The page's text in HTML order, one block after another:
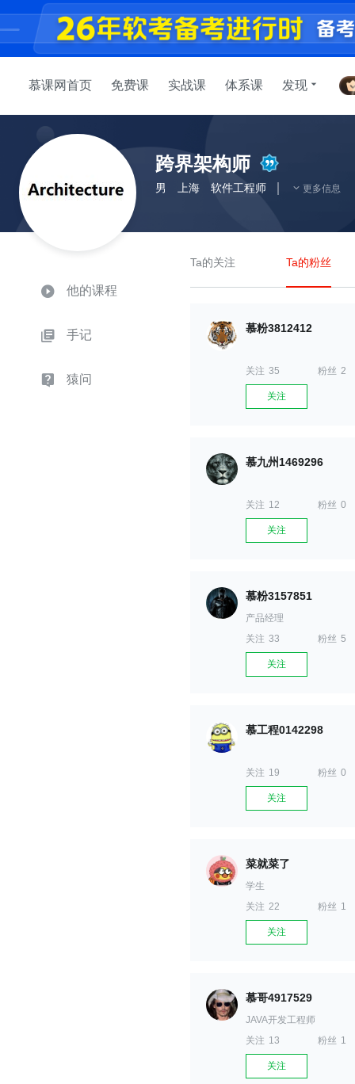
慕课网首页 免费课 实战课 体系课 发现
跨界架构师
男 上海 软件工程师 更多信息
他的课程
手记
猿问
Ta的关注 Ta的粉丝
慕粉3812412
关注 35 粉丝 2
关注
慕九州1469296
关注 12 粉丝 0
关注
慕粉3157851
产品经理
关注 33 粉丝 5
关注
慕工程0142298
关注 19 粉丝 0
关注
菜就菜了
学生
关注 22 粉丝 1
关注
慕哥4917529
JAVA开发工程师
关注 13 粉丝 1
关注